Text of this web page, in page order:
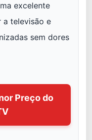
excelente
a televisão e
sem dores
Preço do